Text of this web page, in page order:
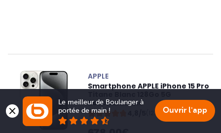
APPLE
Smartphone APPLE iPhone 15 Pro
Reconditionné
(127)
Le meilleur de Boulanger à
portée de main !
Ouvrir l'app